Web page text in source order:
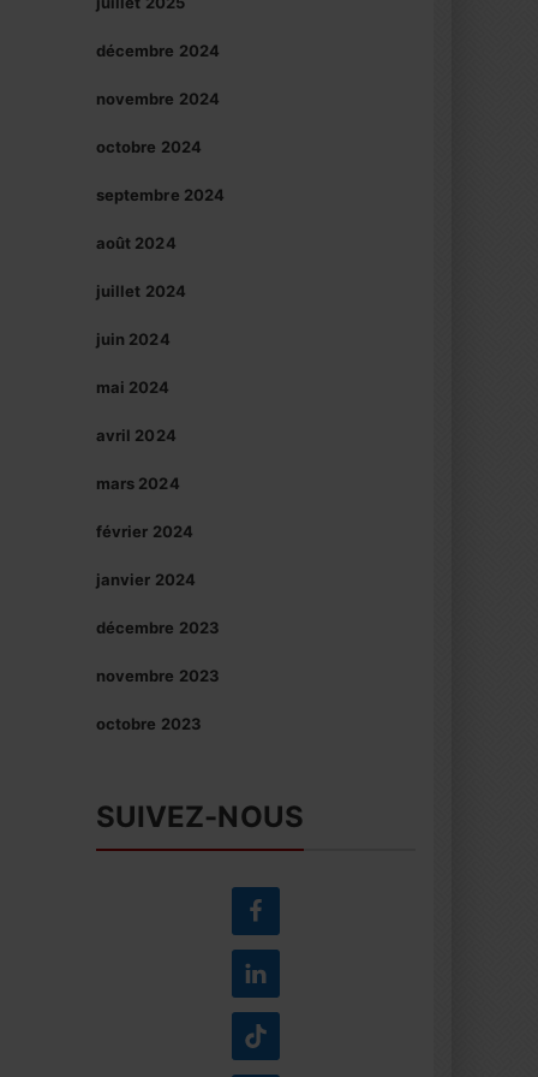
décembre 2024
novembre 2024
octobre 2024
septembre 2024
août 2024
juillet 2024
juin 2024
mai 2024
avril 2024
mars 2024
février 2024
janvier 2024
décembre 2023
novembre 2023
octobre 2023
SUIVEZ-NOUS